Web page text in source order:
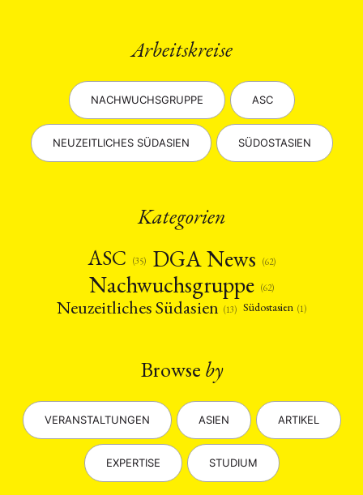
Arbeitskreise
NACHWUCHSGRUPPE ASC
NEUZEITLICHES SÜDASIEN SÜDOSTASIEN
Kategorien
ASC
(35) DGA News (62)
Nachwuchsgruppe (62)
Neuzeitliches Südasien (13) Südostasien (1)
Browse by
VERANSTALTUNGEN ASIEN ARTIKEL
EXPERTISE STUDIUM